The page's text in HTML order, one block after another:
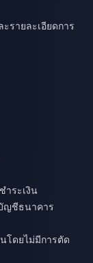
รายละเอียดการ
ำระเงิน
ญชีธนาคาร
โดยไม่มีการตัด